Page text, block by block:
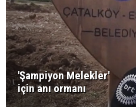
'Şampiyon Melekler'
için anı ormanı